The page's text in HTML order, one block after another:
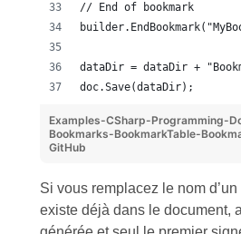
// End of bookmark
dataDir = dataDir +
doc.Save(dataDir);
Examples-CSharp-Programming-
Bookmarks-BookmarkTable-
GitHub
Si vous remplacez le nom
existe déjà dans le document,